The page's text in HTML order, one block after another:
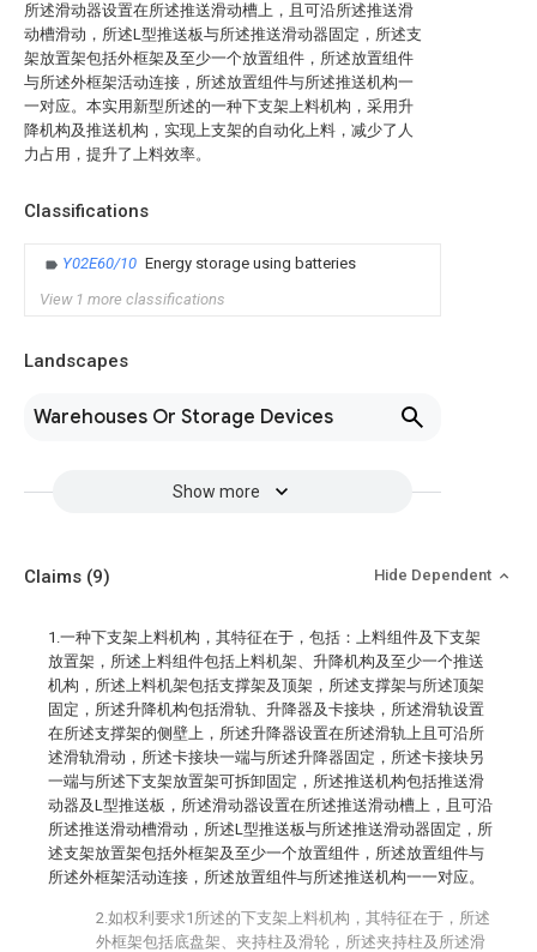
所述滑动器设置在所述推送滑动槽上，且可沿所述推送滑
动槽滑动，所述L型推送板与所述推送滑动器固定，所述支
架放置架包括外框架及至少一个放置组件，所述放置组件
与所述外框架活动连接，所述放置组件与所述推送机构一
一对应。本实用新型所述的一种下支架上料机构，采用升
降机构及推送机构，实现上支架的自动化上料，减少了人
力占用，提升了上料效率。
Classifications
Y02E60/10 Energy storage using batteries
View 1 more classifications
Landscapes
Warehouses Or Storage Devices
Show more
Claims (9) Hide Dependent
1.一种下支架上料机构，其特征在于，包括：上料组件及下支架
放置架，所述上料组件包括上料机架、升降机构及至少一个推送
机构，所述上料机架包括支撑架及顶架，所述支撑架与所述顶架
固定，所述升降机构包括滑轨、升降器及卡接块，所述滑轨设置
在所述支撑架的侧壁上，所述升降器设置在所述滑轨上且可沿所
述滑轨滑动，所述卡接块一端与所述升降器固定，所述卡接块另
一端与所述下支架放置架可拆卸固定，所述推送机构包括推送滑
动器及L型推送板，所述滑动器设置在所述推送滑动槽上，且可沿
所述推送滑动槽滑动，所述L型推送板与所述推送滑动器固定，所
述支架放置架包括外框架及至少一个放置组件，所述放置组件与
所述外框架活动连接，所述放置组件与所述推送机构一一对应。
2.如权利要求1所述的下支架上料机构，其特征在于，所述
外框架包括底盘架、夹持柱及滑轮，所述夹持柱及所述滑